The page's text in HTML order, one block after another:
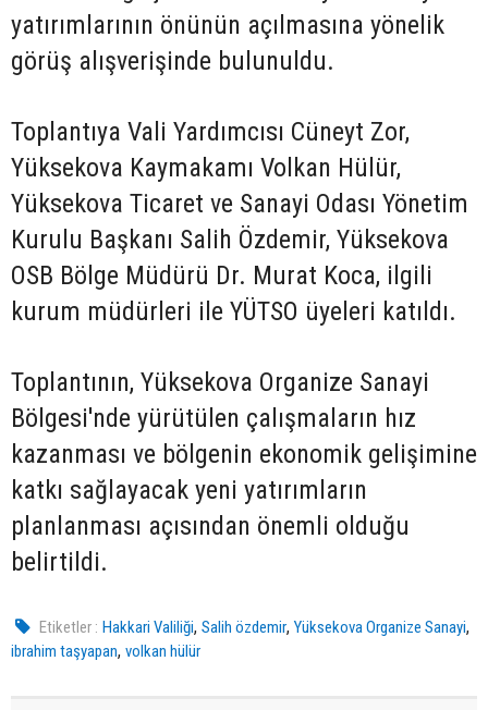
yatırımlarının önünün açılmasına yönelik
görüş alışverişinde bulunuldu.
Toplantıya Vali Yardımcısı Cüneyt Zor,
Yüksekova Kaymakamı Volkan Hülür,
Yüksekova Ticaret ve Sanayi Odası Yönetim
Kurulu Başkanı Salih Özdemir, Yüksekova
OSB Bölge Müdürü Dr. Murat Koca, ilgili
kurum müdürleri ile YÜTSO üyeleri katıldı.
Toplantının, Yüksekova Organize Sanayi
Bölgesi'nde yürütülen çalışmaların hız
kazanması ve bölgenin ekonomik gelişimine
katkı sağlayacak yeni yatırımların
planlanması açısından önemli olduğu
belirtildi.
Etiketler : Hakkari Valiliği,Salih özdemir,Yüksekova Organize Sanayi,
ibrahim taşyapan, volkan hülür